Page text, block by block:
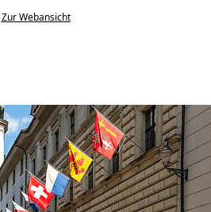
Zur Webansicht